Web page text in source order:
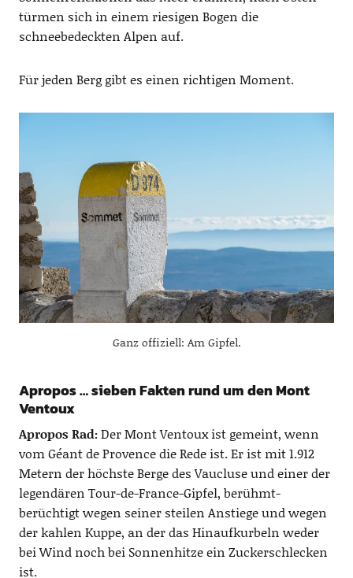
türmen sich in einem riesigen Bogen die
schneebedeckten Alpen auf.
Für jeden Berg gibt es einen richtigen Moment.
Ganz offiziell: Am Gipfel.
Apropos … sieben Fakten rund um den Mont
Ventoux
Apropos Rad:Der Mont Ventoux ist gemeint, wenn
vom Géant de Provence die Rede ist. Er ist mit 1.912
Metern der höchste Berge des Vaucluse und einer der
legendären Tour-de-France-Gipfel, berühmt-
berüchtigt wegen seiner steilen Anstiege und wegen
der kahlen Kuppe, an der das Hinaufkurbeln weder
bei Wind noch bei Sonnenhitze ein Zuckerschlecken
ist.